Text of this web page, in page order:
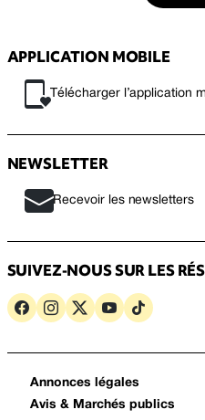
APPLICATION MOBILE
Télécharger l’application
NEWSLETTER
Recevoir les newsletters
SUIVEZ-NOUS SUR LES
Annonces légales
Avis & Marchés publics